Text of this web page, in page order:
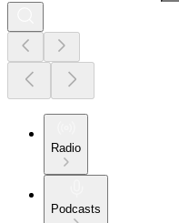
Radio
Podcasts